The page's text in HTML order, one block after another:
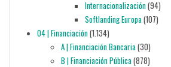
Internacionalización(94)
Softlanding Europa(107)
04 | Financiación(1.134)
A | Financiación Bancaria(30)
B | Financiación Pública(878)